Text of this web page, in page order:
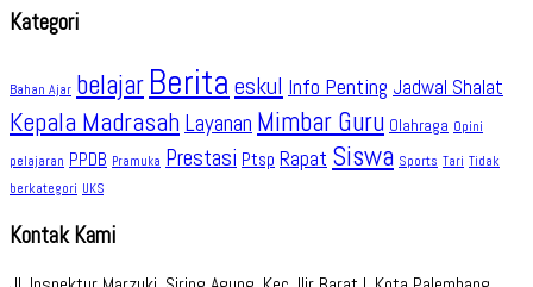
Kategori
Bahan Ajar belajar Berita eskul Info Penting Jadwal Shalat
Kepala Madrasah Layanan Mimbar Guru Olahraga Opini
pelajaran PPDB Pramuka Prestasi Ptsp Rapat Siswa Sports Tari Tidak
berkategori UKS
Kontak Kami